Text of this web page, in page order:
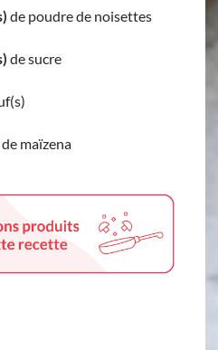
de poudre de noisettes
de sucre
de maïzena